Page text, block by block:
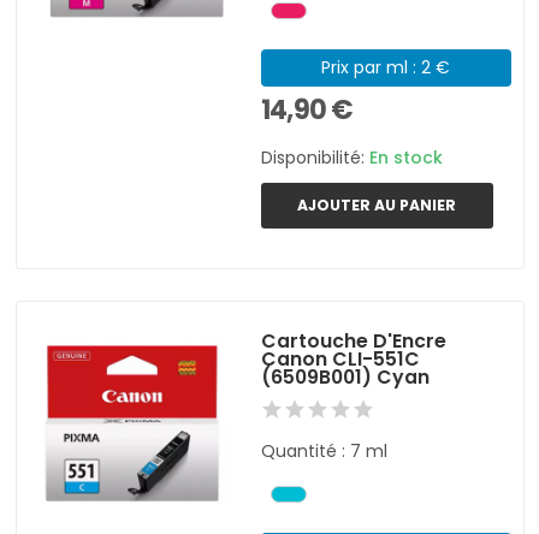
Prix par ml : 2 €
14,90 €
Disponibilité: En stock
AJOUTER AU PANIER
Cartouche D'Encre
Canon CLI-551C
(6509B001) Cyan
Quantité : 7 ml